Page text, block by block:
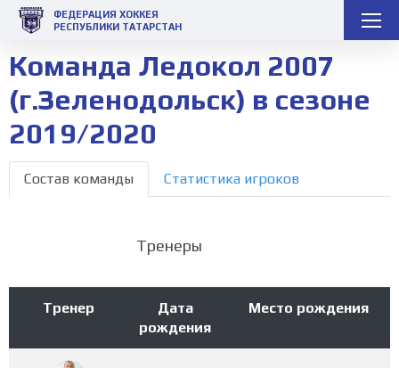
ФЕДЕРАЦИЯ ХОККЕЯ
РЕСПУБЛИКИ ТАТАРСТАН
Команда Ледокол 2007
(г.Зеленодольск) в сезоне
2019/2020
Состав команды Статистика игроков
Тренеры
Тренер
Дата
рождения
Место рождения